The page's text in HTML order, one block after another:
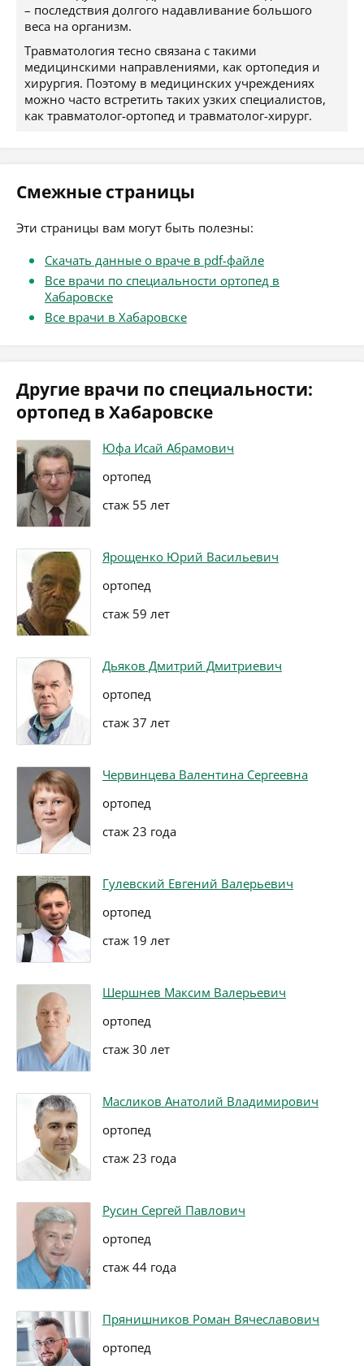
– последствия долгого надавливание большого
веса на организм.
Травматология тесно связана с такими
медицинскими направлениями, как ортопедия и
хирургия. Поэтому в медицинских учреждениях
можно часто встретить таких узких специалистов,
как травматолог-ортопед и травматолог-хирург.
Смежные страницы
Эти страницы вам могут быть полезны:
Скачать данные о враче в pdf-файле
Все врачи по специальности ортопед в
Хабаровске
Все врачи в Хабаровске
Другие врачи по специальности:
ортопед в Хабаровске
Юфа Исай Абрамович
ортопед
стаж 55 лет
Ярощенко Юрий Васильевич
ортопед
стаж 59 лет
Дьяков Дмитрий Дмитриевич
ортопед
стаж 37 лет
Червинцева Валентина Сергеевна
ортопед
стаж 23 года
Гулевский Евгений Валерьевич
ортопед
стаж 19 лет
Шершнев Максим Валерьевич
ортопед
стаж 30 лет
Масликов Анатолий Владимирович
ортопед
стаж 23 года
Русин Сергей Павлович
ортопед
стаж 44 года
Прянишников Роман Вячеславович
ортопед